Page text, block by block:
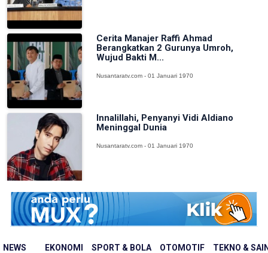
NEWS EKONOMI SPORT & BOLA OTOMOTIF TEKNO &
Cerita Manajer Raffi Ahmad
Berangkatkan 2 Gurunya Umroh,
Wujud Bakti M...
Nusantaratv.com - 01 Januari 1970
Innalillahi, Penyanyi Vidi Aldiano
Meninggal Dunia
Nusantaratv.com - 01 Januari 1970